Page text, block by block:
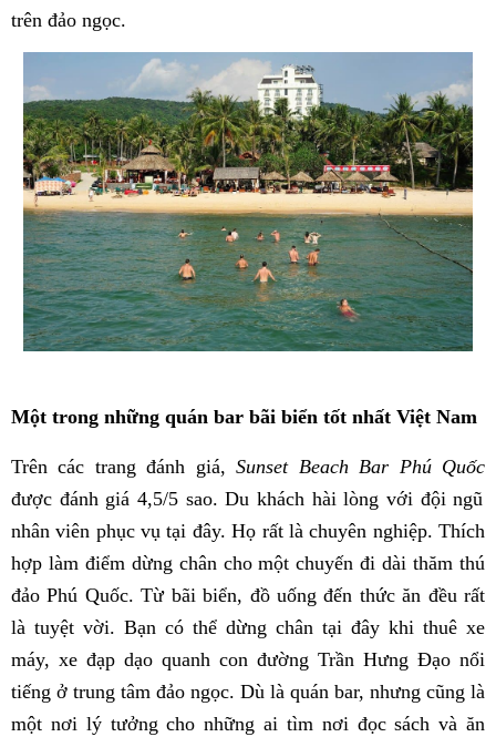
trên đảo ngọc.
Một trong những quán bar bãi biển tốt nhất Việt Nam
Trên các trang đánh giá,Sunset Beach Bar Phú Quốc
được đánh giá 4,5/5 sao. Du khách hài lòng với đội ngũ
nhân viên phục vụ tại đây. Họ rất là chuyên nghiệp. Thích
hợp làm điểm dừng chân cho một chuyến đi dài thăm thú
đảo Phú Quốc. Từ bãi biển, đồ uống đến thức ăn đều rất
là tuyệt vời. Bạn có thể dừng chân tại đây khi thuê xe
máy, xe đạp dạo quanh con đường Trần Hưng Đạo nổi
tiếng ở trung tâm đảo ngọc. Dù là quán bar, nhưng cũng là
một nơi lý tưởng cho những ai tìm nơi đọc sách và ăn